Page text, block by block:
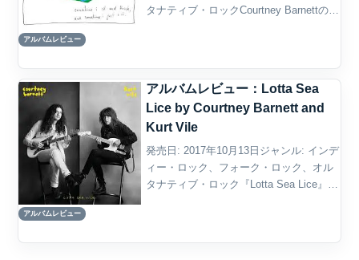
アルバムレビュー
タナティブ・ロックCourtney Barnettのデ
アルバムレビュー
アルバムレビュー：Lotta Sea
Lice by Courtney Barnett and
Kurt Vile
発売日: 2017年10月13日ジャンル: インデ
ィー・ロック、フォーク・ロック、オル
タナティブ・ロック『Lotta Sea Lice』